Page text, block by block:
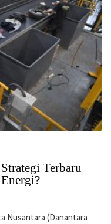
Terbaru
Nusantara (Danantara